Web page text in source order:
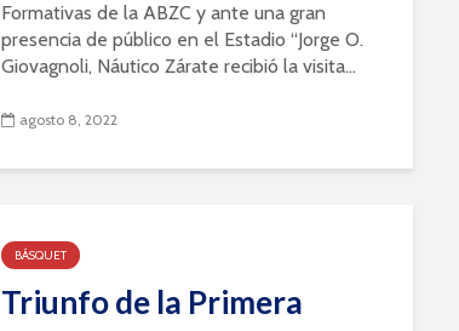
Formativas de la ABZC y ante una gran
presencia de público en el Estadio “Jorge O.
Giovagnoli, Náutico Zárate recibió la visita...
agosto 8, 2022
BÁSQUET
Triunfo de la Primera